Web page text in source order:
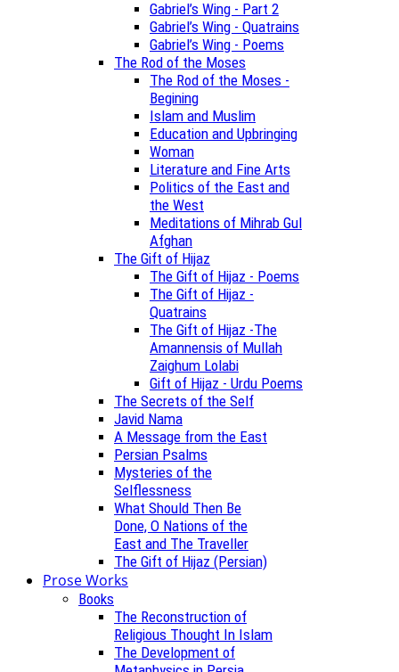
Gabriel’s Wing - Part 2
Gabriel’s Wing - Quatrains
Gabriel’s Wing - Poems
The Rod of the Moses
The Rod of the Moses -
Begining
Islam and Muslim
Education and Upbringing
Woman
Literature and Fine Arts
Politics of the East and
the West
Meditations of Mihrab Gul
Afghan
The Gift of Hijaz
The Gift of Hijaz - Poems
The Gift of Hijaz -
Quatrains
The Gift of Hijaz -The
Amannensis of Mullah
Zaighum Lolabi
Gift of Hijaz - Urdu Poems
The Secrets of the Self
Javid Nama
A Message from the East
Persian Psalms
Mysteries of the
Selflessness
What Should Then Be
Done, O Nations of the
East and The Traveller
The Gift of Hijaz (Persian)
Prose Works
Books
The Reconstruction of
Religious Thought In Islam
The Development of